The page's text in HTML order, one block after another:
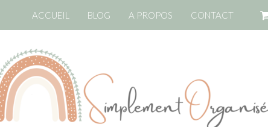
ACCUEIL BLOG A PROPOS CONTACT